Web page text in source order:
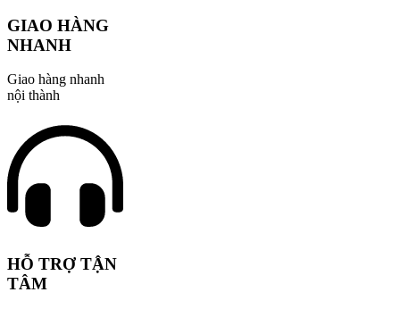
GIAO HÀNG
NHANH
Giao hàng nhanh
nội thành
HỖ TRỢ TẬN
TÂM